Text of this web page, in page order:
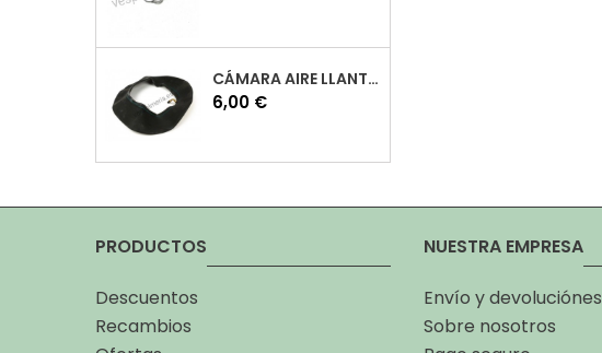
CÁMARA AIRE LLANTA 10 VESPA
Precio
6,00 €
PRODUCTOS
Descuentos
Recambios
NUESTRA EMPRESA
Envío y devoluciónes
Sobre nosotros